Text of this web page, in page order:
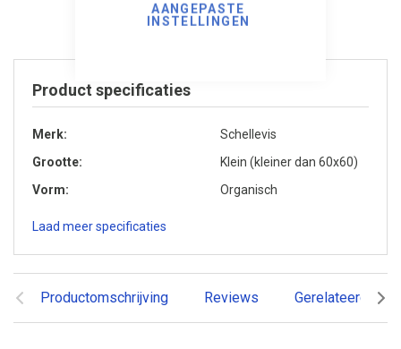
AANGEPASTE
INSTELLINGEN
Productomschrijving Reviews Gerelateerde
Product specificaties
Merk
Schellevis
Grootte
Klein (kleiner dan 60x60)
Vorm
Organisch
Laad meer specificaties